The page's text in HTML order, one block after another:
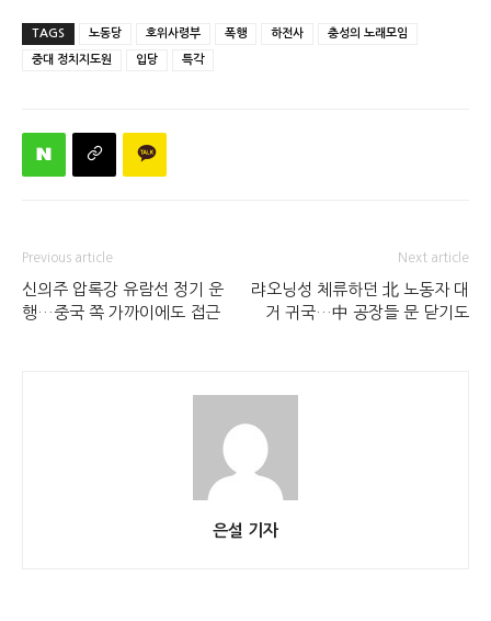
TAGS 노동당 호위사령부 폭행 하전사 충성의 노래모임
중대 정치지도원 입당 특각
Previous article
신의주 압록강 유람선 정기 운
행…중국 쪽 가까이에도 접근
Next article
랴오닝성 체류하던 北 노동자 대
거 귀국…中 공장들 문 닫기도
은설 기자